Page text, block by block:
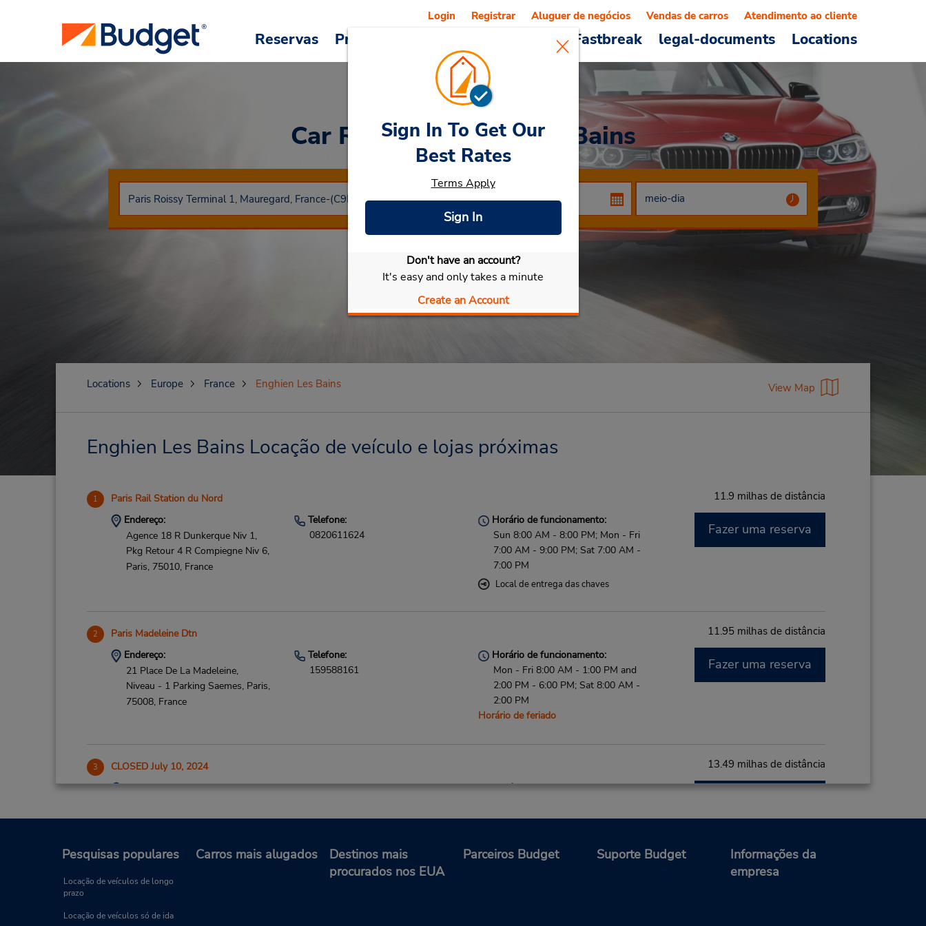
Reservas Promoções Veículos e serviços Fastbreak legal-documents Locations
Login Registrar Aluguer de negócios Vendas de carros Atendimento ao cliente
Car Rental Enghien Les Bains
Selecionar meu carro
Sign In To Get Our
Best Rates
Terms Apply
Sign In
Don't have an account?
It's easy and only takes a minute
Create an Account
Locations Europe France Enghien Les Bains View Map
Enghien Les Bains Locação de veículo e lojas próximas
1 Paris Rail Station du Nord 11.9 milhas de distância
Endereço:
Agence 18 R Dunkerque Niv 1,
Pkg Retour 4 R Compiegne Niv 6,
Paris, 75010, France
Telefone:
0820611624
Horário de funcionamento:
Sun 8:00 AM - 8:00 PM; Mon - Fri
7:00 AM - 9:00 PM; Sat 7:00 AM -
7:00 PM
Local de entrega das chaves
Fazer uma reserva
2 Paris Madeleine Dtn 11.95 milhas de distância
Endereço:
21 Place De La Madeleine,
Niveau - 1 Parking Saemes, Paris,
75008, France
Telefone:
159588161
Horário de funcionamento:
Mon - Fri 8:00 AM - 1:00 PM and
2:00 PM - 6:00 PM; Sat 8:00 AM -
2:00 PM
Horário de feriado
Fazer uma reserva
3 CLOSED July 10, 2024 13.49 milhas de distância
Endereço:
Place Du 8 Mai 1945, Paris,
Telefone:
Horário de funcionamento:
and 12:30 PM - 2:30 PM
Serviço de retirada gratuito
4 Neuilly Sur Seine
Pesquisas populares
Locação de veículos de longo
prazo
Locação de veículos só de ida
Carros mais alugados
Destinos mais
procurados nos EUA
Parceiros Budget Suporte Budget
Informações da
empresa